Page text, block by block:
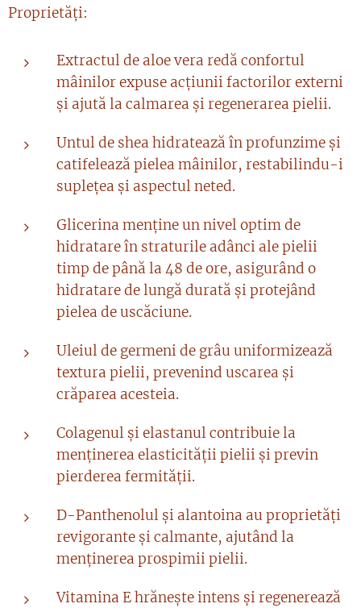
Proprietăți:
Extractul de aloe vera redă confortul
mâinilor expuse acțiunii factorilor externi
și ajută la calmarea și regenerarea pielii.
Untul de shea hidratează în profunzime și
catifelează pielea mâinilor, restabilindu-i
suplețea și aspectul neted.
Glicerina menține un nivel optim de
hidratare în straturile adânci ale pielii
timp de până la 48 de ore, asigurând o
hidratare de lungă durată și protejând
pielea de uscăciune.
Uleiul de germeni de grâu uniformizează
textura pielii, prevenind uscarea și
crăparea acesteia.
Colagenul și elastanul contribuie la
menținerea elasticității pielii și previn
pierderea fermității.
D-Panthenolul și alantoina au proprietăți
revigorante și calmante, ajutând la
menținerea prospimii pielii.
Vitamina E hrănește intens și regenerează